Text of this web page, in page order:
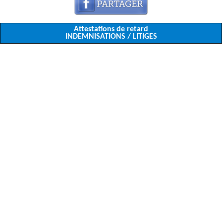
Attestations de retard
INDEMNISATIONS / LITIGES